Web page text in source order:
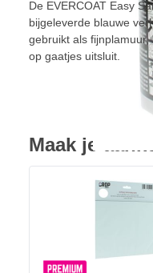
De EVERCOAT Easy
bijgeleverde blauwe
gebruikt als
op gaatjes uitsluit.
Maak je